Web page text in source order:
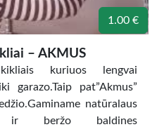
1.00 €
– AKMUS
kuriuos lengvai
pat”Akmus”
natūralaus
ir beržo baldines